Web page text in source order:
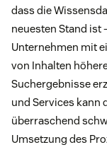
dass die
neuesten Stand ist
Unternehmen mit
von Inhalten
Suchergebnisse
und Services kann
überraschend
Umsetzung des